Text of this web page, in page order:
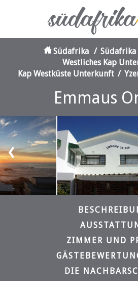
Südafrika /
Westliches Kap
Kap Westküste Unterkunft /
Emmaus
‹
ZIMMER UND
DIE